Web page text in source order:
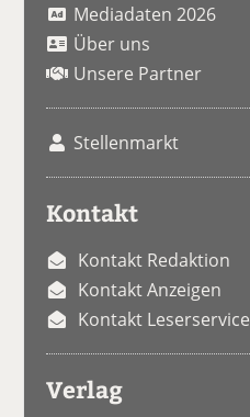
Mediadaten 2026
Über uns
Unsere Partner
Stellenmarkt
Kontakt
Kontakt Redaktion
Kontakt Anzeigen
Kontakt Leserservice
Verlag